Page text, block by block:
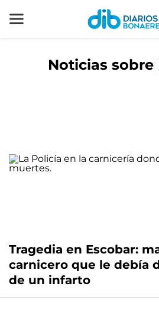
Noticias sobre
Tragedia en Escobar:
carnicero que le debía
de un infarto